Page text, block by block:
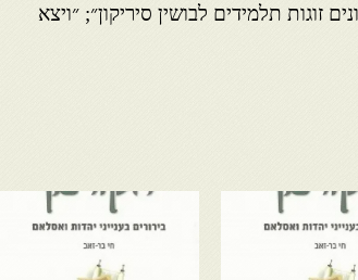
זוגות תלמידים לבושין סיריקון״; ״ויצא